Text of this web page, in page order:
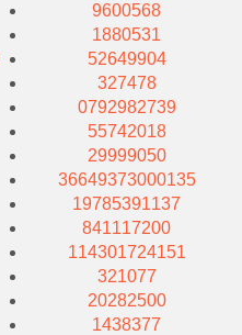
9600568
1880531
52649904
327478
0792982739
55742018
29999050
36649373000135
19785391137
841117200
114301724151
321077
20282500
1438377